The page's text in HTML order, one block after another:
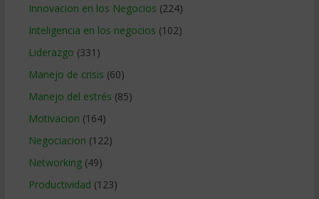
Innovacion en los Negocios (224)
Inteligencia en los negocios (102)
Liderazgo (331)
Manejo de crisis (60)
Manejo del estrés (85)
Motivacion (164)
Negociacion (122)
Networking(49)
Productividad (123)